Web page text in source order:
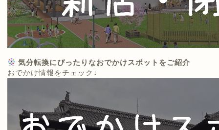
気分転換にぴったりなおでかけスポットをご紹介
おでかけ情報をチェック↓